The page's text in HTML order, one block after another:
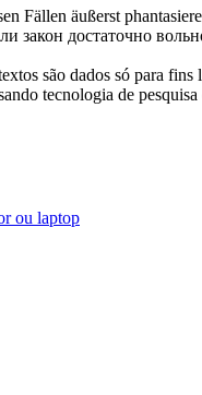
Fällen äußerst
закон достаточно
são dados só para
tecnologia de
ou laptop